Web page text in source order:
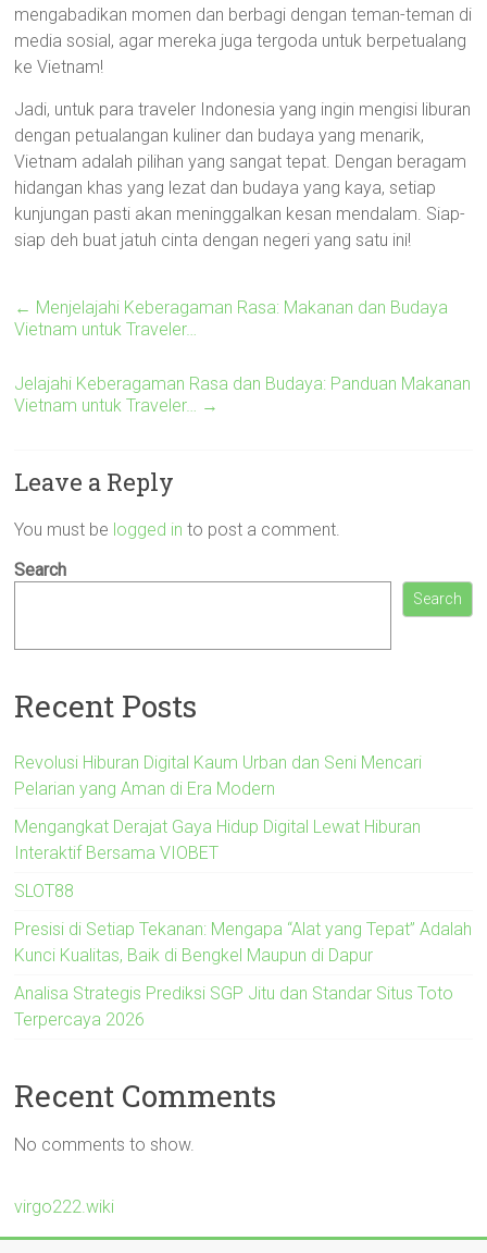
mengabadikan momen dan berbagi dengan teman-teman di
media sosial, agar mereka juga tergoda untuk berpetualang
ke Vietnam!
Jadi, untuk para traveler Indonesia yang ingin mengisi liburan
dengan petualangan kuliner dan budaya yang menarik,
Vietnam adalah pilihan yang sangat tepat. Dengan beragam
hidangan khas yang lezat dan budaya yang kaya, setiap
kunjungan pasti akan meninggalkan kesan mendalam. Siap-
siap deh buat jatuh cinta dengan negeri yang satu ini!
← Menjelajahi Keberagaman Rasa: Makanan dan Budaya
Vietnam untuk Traveler…
Jelajahi Keberagaman Rasa dan Budaya: Panduan Makanan
Vietnam untuk Traveler… →
Leave a Reply
You must be logged in to post a comment.
Search
Search
Recent Posts
Revolusi Hiburan Digital Kaum Urban dan Seni Mencari
Pelarian yang Aman di Era Modern
Mengangkat Derajat Gaya Hidup Digital Lewat Hiburan
Interaktif Bersama VIOBET
SLOT88
Presisi di Setiap Tekanan: Mengapa “Alat yang Tepat” Adalah
Kunci Kualitas, Baik di Bengkel Maupun di Dapur
Analisa Strategis Prediksi SGP Jitu dan Standar Situs Toto
Terpercaya 2026
Recent Comments
No comments to show.
virgo222.wiki